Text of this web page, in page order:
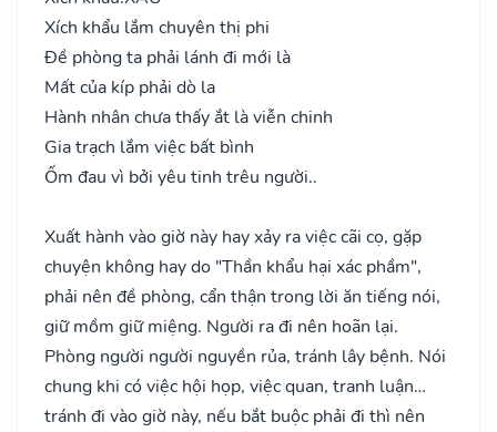
Xích khẩu lắm chuyên thị phi
Đề phòng ta phải lánh đi mới là
Mất của kíp phải dò la
Hành nhân chưa thấy ắt là viễn chinh
Gia trạch lắm việc bất bình
Ốm đau vì bởi yêu tinh trêu người..
Xuất hành vào giờ này hay xảy ra việc cãi cọ, gặp
chuyện không hay do "Thần khẩu hại xác phầm",
phải nên đề phòng, cẩn thận trong lời ăn tiếng nói,
giữ mồm giữ miệng. Người ra đi nên hoãn lại.
Phòng người người nguyền rủa, tránh lây bệnh. Nói
chung khi có việc hội họp, việc quan, tranh luận…
tránh đi vào giờ này, nếu bắt buộc phải đi thì nên